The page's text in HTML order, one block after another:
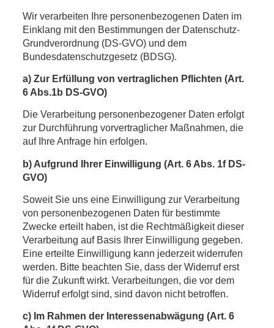
Wir verarbeiten Ihre personenbezogenen Daten im
Einklang mit den Bestimmungen der Datenschutz-
Grundverordnung (DS-GVO) und dem
Bundesdatenschutzgesetz (BDSG).
a) Zur Erfüllung von vertraglichen Pflichten (Art.
6 Abs.1b DS-GVO)
Die Verarbeitung personenbezogener Daten erfolgt
zur Durchführung vorvertraglicher Maßnahmen, die
auf Ihre Anfrage hin erfolgen.
b) Aufgrund Ihrer Einwilligung (Art. 6 Abs. 1f DS-
GVO)
Soweit Sie uns eine Einwilligung zur Verarbeitung
von personenbezogenen Daten für bestimmte
Zwecke erteilt haben, ist die Rechtmäßigkeit dieser
Verarbeitung auf Basis Ihrer Einwilligung gegeben.
Eine erteilte Einwilligung kann jederzeit widerrufen
werden. Bitte beachten Sie, dass der Widerruf erst
für die Zukunft wirkt. Verarbeitungen, die vor dem
Widerruf erfolgt sind, sind davon nicht betroffen.
c) Im Rahmen der Interessenabwägung (Art. 6